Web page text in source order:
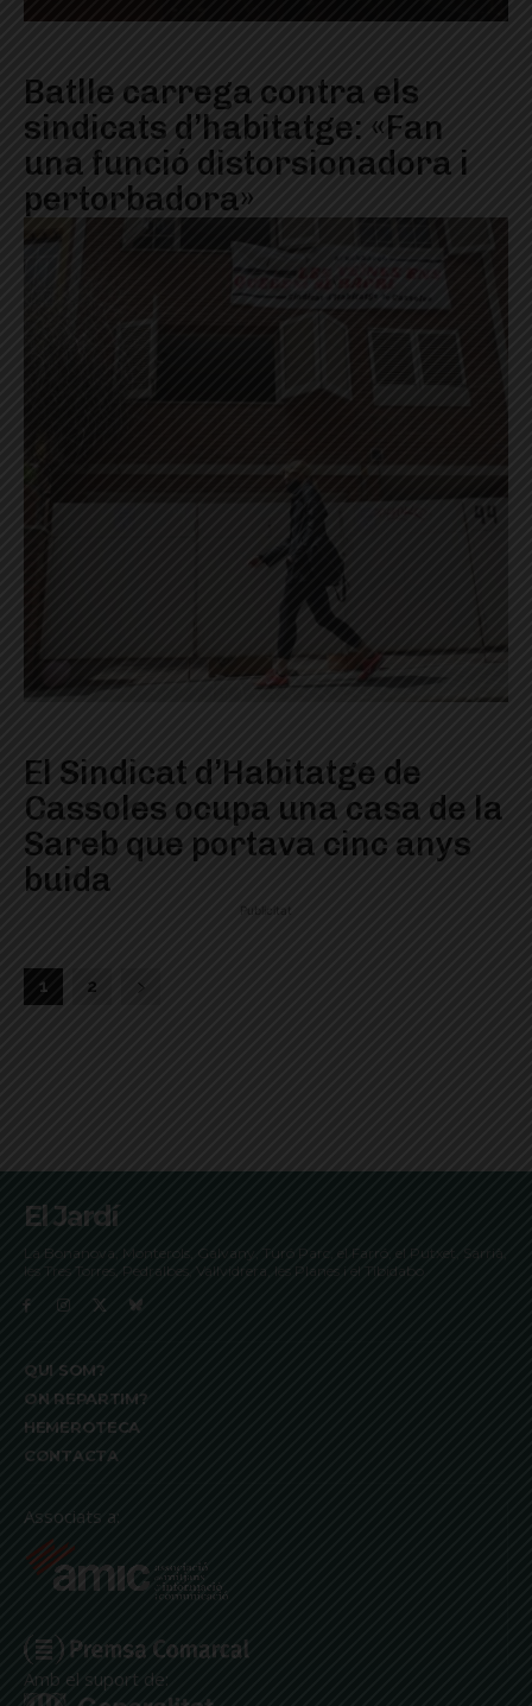
Batlle carrega contra els
sindicats d’habitatge: «Fan
una funció distorsionadora i
pertorbadora»
El Sindicat d’Habitatge de
Cassoles ocupa una casa de la
Sareb que portava cinc anys
buida
Publicitat
1 2
El Jardí
La Bonanova, Monterols, Galvany, Turó Parc, el Farró, el Putxet, Sarrià,
les Tres Torres, Pedralbes, Vallvidrera, les Planes i el Tibidabo
QUI SOM?
ON REPARTIM?
HEMEROTECA
CONTACTA
Associats a:
Amb el suport de: